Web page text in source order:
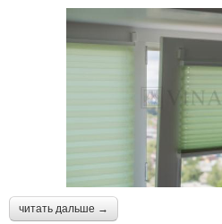
читать дальше →